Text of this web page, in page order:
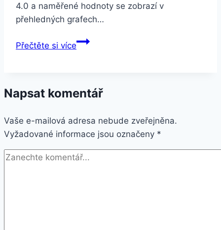
4.0 a naměřené hodnoty se zobrazí v
přehledných grafech…
Přečtěte si víceSmartuj
náramek
5
barev
SMW000019
Barva:
Napsat komentář
Vaše e-mailová adresa nebude zveřejněna.
Vyžadované informace jsou označeny *